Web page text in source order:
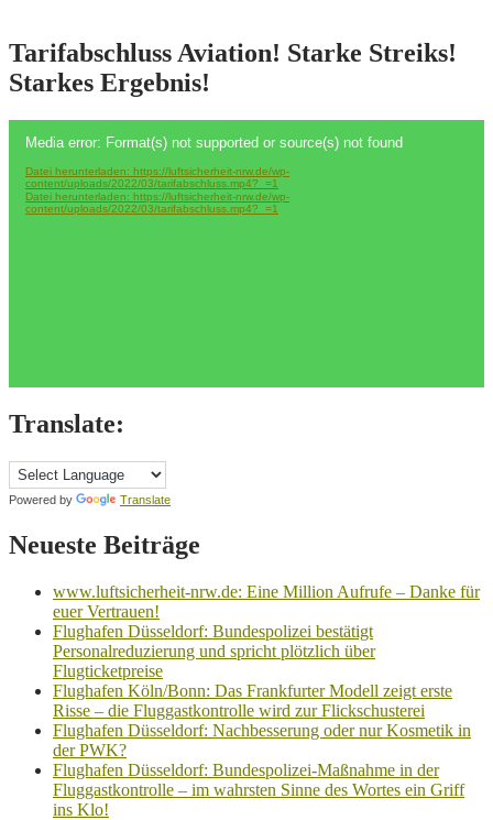
am
Flughafen
Tarifabschluss Aviation! Starke Streiks!
Starkes Ergebnis!
Player
Media error: Format(s) not supported or source(s) not found
Datei herunterladen: https://luftsicherheit-nrw.de/wp-
content/uploads/2022/03/tarifabschluss.mp4?_=1
Datei herunterladen: https://luftsicherheit-nrw.de/wp-
content/uploads/2022/03/tarifabschluss.mp4?_=1
Translate:
Powered by Translate
Neueste Beiträge
www.luftsicherheit-nrw.de: Eine Million Aufrufe – Danke für
euer Vertrauen!
Flughafen Düsseldorf: Bundespolizei bestätigt
Personalreduzierung und spricht plötzlich über
Flugticketpreise
Flughafen Köln/Bonn: Das Frankfurter Modell zeigt erste
Risse – die Fluggastkontrolle wird zur Flickschusterei
Flughafen Düsseldorf: Nachbesserung oder nur Kosmetik in
der PWK?
Flughafen Düsseldorf: Bundespolizei-Maßnahme in der
Fluggastkontrolle – im wahrsten Sinne des Wortes ein Griff
ins Klo!